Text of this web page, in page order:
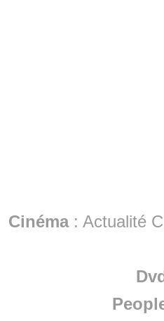
Cinéma: Actualité